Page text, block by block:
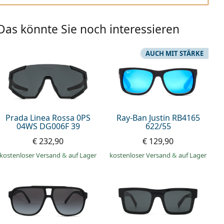
könnte Sie noch interessieren
Prada Linea Rossa 0PS
04WS DG006F 39
€ 232,90
kostenloser Versand& auf Lager
Ray-Ban Justin RB4165
622/55
AUCH MIT STÄRKE
€ 129,90
kostenloser Versand& auf Lager